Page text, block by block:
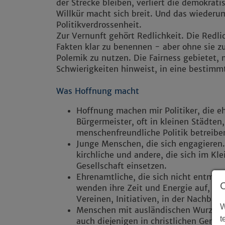
der Strecke bleiben, verliert die
Willkür macht sich breit. Und das
Politikverdrossenheit.
Zur Vernunft gehört Redlichkeit. Die
Fakten klar zu benennen - aber ohne sie
Polemik zu nutzen. Die Fairness gebietet,
Schwierigkeiten hinweist, in eine
Was Hoffnung macht
Hoffnung machen mir Politiker, die
Bürgermeister, oft in kleinen
menschenfreundliche Politik
Junge Menschen, die sich
kirchliche und andere, die sich im
Gesellschaft einsetzen.
Ehrenamtliche, die sich nicht
wenden ihre Zeit und Energie auf,
Vereinen, Initiativen, in der
Menschen mit ausländischen
auch diejenigen in christlichen